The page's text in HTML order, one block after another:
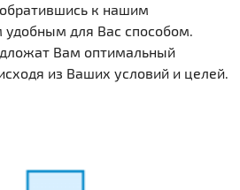
к нашим
для Вас способом.
Вам оптимальный
из Ваших условий и целей.